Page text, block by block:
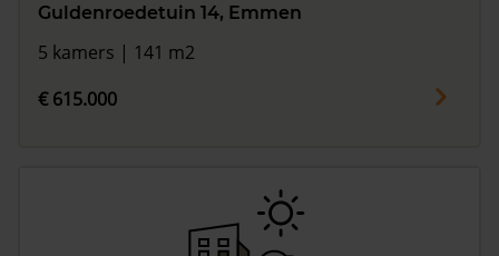
Guldenroedetuin 14, Emmen
5 kamers | 141 m2
€ 615.000